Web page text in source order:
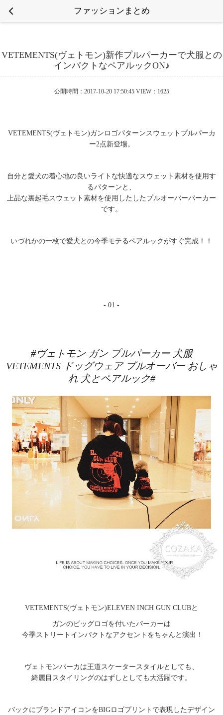
ファッションまとめ
VETEMENTS(ヴェトモン)新作プルパーカーで犬服との
インパクトなペアルックON♪
公開時間：2017-10-20 17:50:45 VIEW：1625
VETEMENTS(ヴェトモン)ガンロゴパターンスウェットプルパーカ
ー2点新登場。
自分と愛犬の着心地の良いライトな快適なスウェット素材を使用す
るパターンと、
上品な裏起毛スウェット素材を使用したしたプルオーバーパーカー
です。
いづれかの一枚で愛犬との今季モテるペアルックがすぐ完成！！
- 01 -
#ヴェトモン ガン プルパーカー 犬服
VETEMENTS ドッグウェア プルオーバー おしゃ
れ 犬とペアルック#
VETEMENTS(ヴェトモン)ELEVEN INCH GUN CLUBと
ガンのビッグロゴを付いたパーカーは
今季ストリートインパクトなアクセントをちゃんと演出！
ヴェトモンパーカは王道スケータースタイルとしても、
綺麗目スタイリングのはずしとしても大活躍です。
バックにブランドアイコンをBIGロゴプリントで表現したデザイン